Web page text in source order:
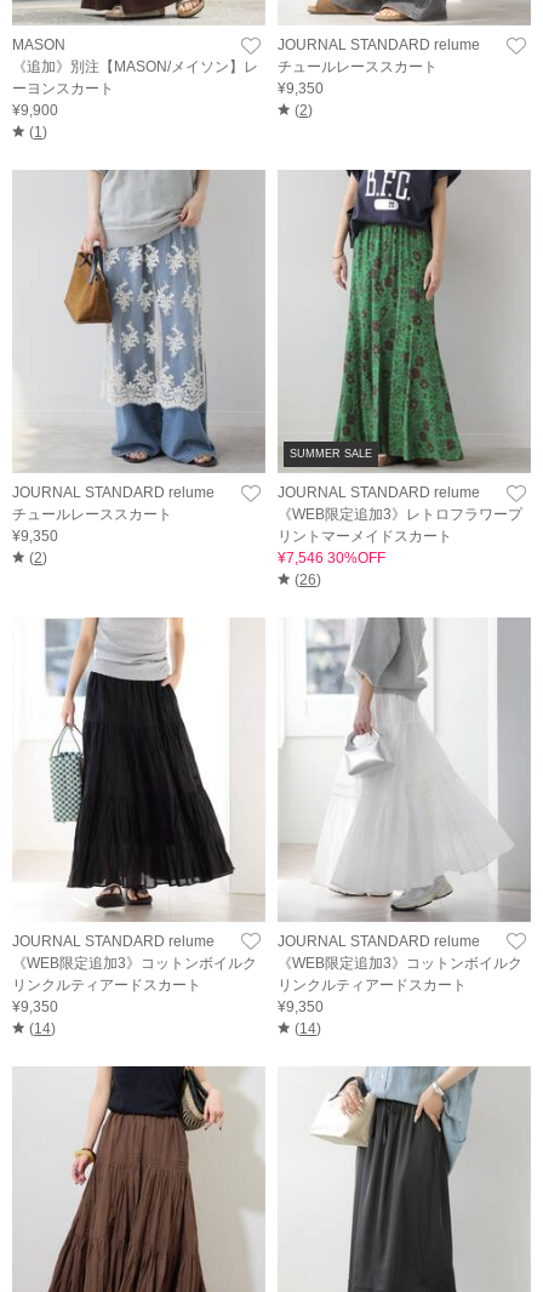
MASON
《追加》別注【MASON/メイソン】レ
ーヨンスカート
¥9,900
(1 )
JOURNAL STANDARD relume
チュールレーススカート
¥9,350
(2)
JOURNAL STANDARD relume
チュールレーススカート
¥9,350
(2)
SUMMER SALE
JOURNAL STANDARD relume
《WEB限定追加3》レトロフラワープ
リントマーメイドスカート
¥7,546 30%OFF
(26)
JOURNAL STANDARD relume
《WEB限定追加3》コットンボイルク
リンクルティアードスカート
¥9,350
(14)
JOURNAL STANDARD relume
《WEB限定追加3》コットンボイルク
リンクルティアードスカート
¥9,350
(14)